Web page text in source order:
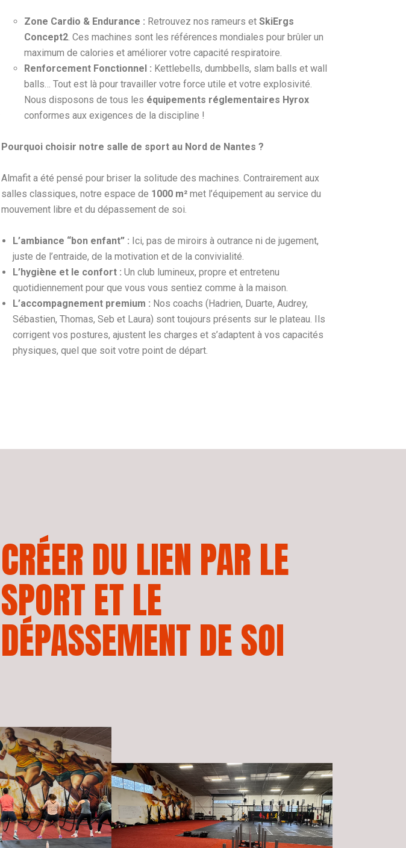
Zone Cardio & Endurance : Retrouvez nos rameurs etSkiErgs
Concept2. Ces machines sont les références mondiales pour brûler un
maximum de calories et améliorer votre capacité respiratoire.
Renforcement Fonctionnel : Kettlebells, dumbbells, slam balls et wall
balls… Tout est là pour travailler votre force utile et votre explosivité.
Nous disposons de tous les équipements réglementaires Hyrox
conformes aux exigences de la discipline !
Pourquoi choisir notre salle de sport au Nord de Nantes ?
Almafit a été pensé pour briser la solitude des machines. Contrairement aux
salles classiques, notre espace de 1000 m² met l’équipement au service du
mouvement libre et du dépassement de soi.
L’ambiance “bon enfant” : Ici, pas de miroirs à outrance ni de jugement,
juste de l’entraide, de la motivation et de la convivialité.
L’hygiène et le confort : Un club lumineux, propre et entretenu
quotidiennement pour que vous vous sentiez comme à la maison.
L’accompagnement premium : Nos coachs (Hadrien, Duarte, Audrey,
Sébastien, Thomas, Seb et Laura) sont toujours présents sur le plateau. Ils
corrigent vos postures, ajustent les charges et s’adaptent à vos capacités
physiques, quel que soit votre point de départ.
CRÉERDULIENPARLE
SPORTETLE
DÉPASSEMENTDESOI